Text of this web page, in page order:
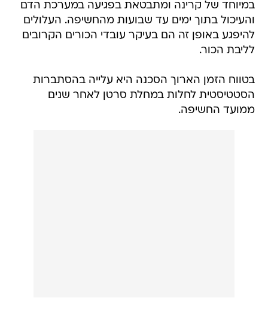
במיוחד של קרינה ומתבטאת בפגיעה במערכת הדם
והעיכול בתוך ימים עד שבועות מהחשיפה. העלולים
להיפגע באופן זה הם בעיקר עובדי הכורים הקרובים
לליבת הכור.
בטווח הזמן הארוך הסכנה היא עלייה בהסתברות
הסטטיסטית לחלות במחלת סרטן לאחר שנים
ממועד החשיפה.